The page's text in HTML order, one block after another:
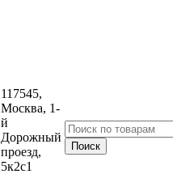
117545,
Москва, 1-
й
Дорожный
проезд,
5к2с1